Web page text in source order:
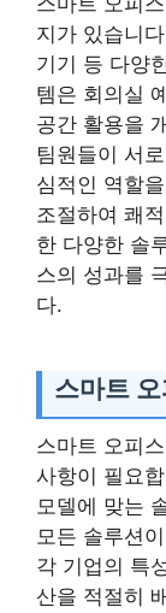
지가 있습니
기기 등 다양
템은 회의실
공간 활용을
팀원들이 서
심적인 역할
조절하여 쾌
한 다양한 솔
스의 성과를
다.
스마트
스마트 오피
사항이 필요
모델에 맞는
모든 솔루션
각 기업의 특
산을 적절히